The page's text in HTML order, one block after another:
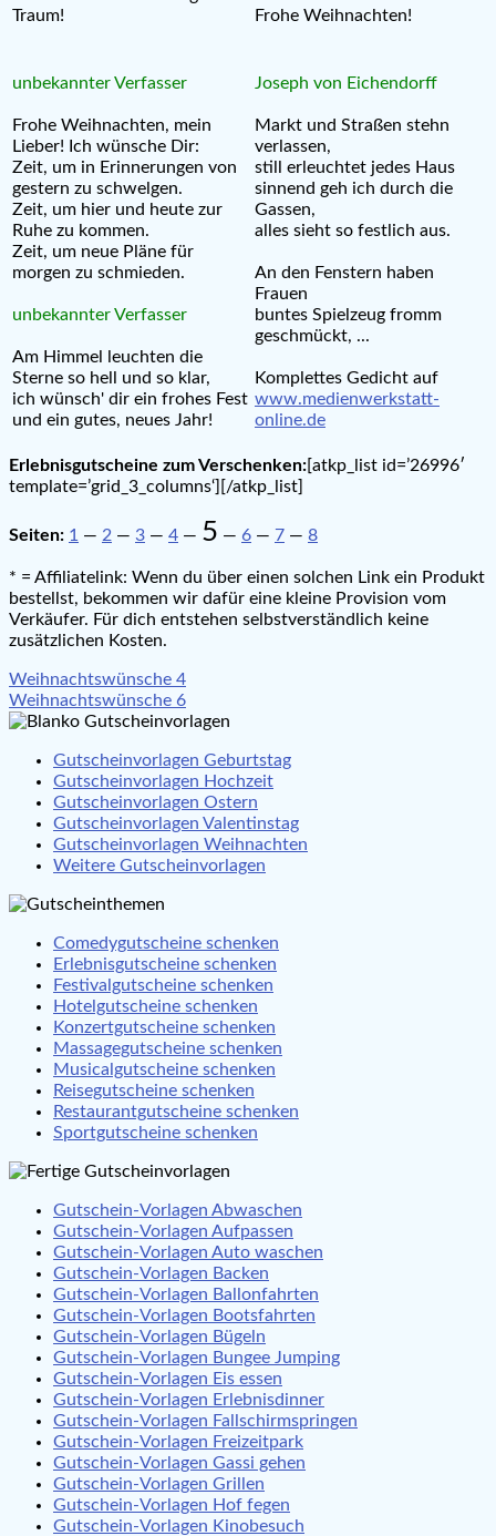
Traum!
Frohe Weihnachten!
unbekannter Verfasser
Frohe Weihnachten, mein
Lieber! Ich wünsche Dir:
Zeit, um in Erinnerungen von
gestern zu schwelgen.
Zeit, um hier und heute zur
Ruhe zu kommen.
Zeit, um neue Pläne für
morgen zu schmieden.
unbekannter Verfasser
Am Himmel leuchten die
Sterne so hell und so klar,
ich wünsch' dir ein frohes Fest
und ein gutes, neues Jahr!
Joseph von Eichendorff
Markt und Straßen stehn
verlassen,
still erleuchtet jedes Haus
sinnend geh ich durch die
Gassen,
alles sieht so festlich aus.
An den Fenstern haben
Frauen
buntes Spielzeug fromm
geschmückt, ...
Komplettes Gedicht auf
www.medienwerkstatt-
online.de
Erlebnisgutscheine zum Verschenken:[atkp_list id=’26996′
template=’grid_3_columns‘][/atkp_list]
Seiten: 1 — 2 — 3 — 4 — 5 — 6 — 7 — 8
* = Affiliatelink: Wenn du über einen solchen Link ein Produkt
bestellst, bekommen wir dafür eine kleine Provision vom
Verkäufer. Für dich entstehen selbstverständlich keine
zusätzlichen Kosten.
Beitragsnavigation
Weihnachtswünsche 4
Weihnachtswünsche 6
Gutscheinvorlagen Geburtstag
Gutscheinvorlagen Hochzeit
Gutscheinvorlagen Ostern
Gutscheinvorlagen Valentinstag
Gutscheinvorlagen Weihnachten
Weitere Gutscheinvorlagen
Comedygutscheine schenken
Erlebnisgutscheine schenken
Festivalgutscheine schenken
Hotelgutscheine schenken
Konzertgutscheine schenken
Massagegutscheine schenken
Musicalgutscheine schenken
Reisegutscheine schenken
Restaurantgutscheine schenken
Sportgutscheine schenken
Gutschein-Vorlagen Abwaschen
Gutschein-Vorlagen Aufpassen
Gutschein-Vorlagen Auto waschen
Gutschein-Vorlagen Backen
Gutschein-Vorlagen Ballonfahrten
Gutschein-Vorlagen Bootsfahrten
Gutschein-Vorlagen Bügeln
Gutschein-Vorlagen Bungee Jumping
Gutschein-Vorlagen Eis essen
Gutschein-Vorlagen Erlebnisdinner
Gutschein-Vorlagen Fallschirmspringen
Gutschein-Vorlagen Freizeitpark
Gutschein-Vorlagen Gassi gehen
Gutschein-Vorlagen Grillen
Gutschein-Vorlagen Hof fegen
Gutschein-Vorlagen Kinobesuch